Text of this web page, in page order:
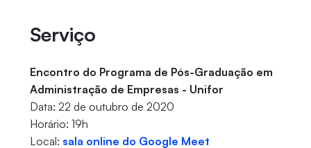
Serviço
Encontro do Programa de Pós-Graduação em
Administração de Empresas - Unifor
Data: 22 de outubro de 2020
Horário: 19h
Local: sala online do Google Meet